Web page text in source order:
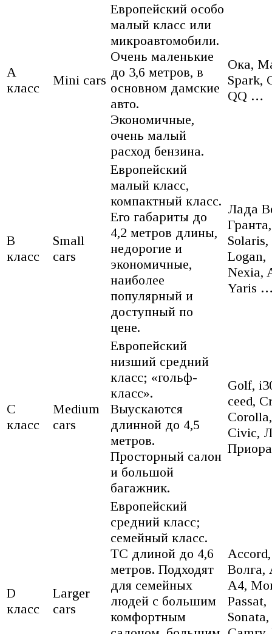
A
класс
Mini cars
Европейский особо
малый класс или
микроавтомобили.
Очень маленькие
до 3,6 метров, в
основном дамские
авто.
Экономичные,
очень малый
расход бензина.
Ока,
Spark,
QQ …
B
класс
Small
cars
Европейский
малый класс,
компактный класс.
Его габариты до
4,2 метров длины,
недорогие и
экономичные,
наиболее
популярный и
доступный по
цене.
Лада
Гранта,
Solaris,
Logan,
Nexia,
Yaris
C
класс
Medium
cars
Европейский
низший средний
класс; «гольф-
класс».
Выускаются
длинной до 4,5
метров.
Просторный салон
и большой
багажник.
Golf,
ceed,
Corolla,
Civic,
D
класс
Larger
cars
Европейский
средний класс;
семейный класс.
ТС длиной до 4,6
метров. Подходят
для семейных
людей с большим
комфортным
Accord,
Волга,
A4,
Passat,
Sonata,